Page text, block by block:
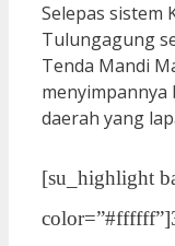
Selepas sistem
Tulungagung
Tenda Mandi
daerah yang
[su_highlight